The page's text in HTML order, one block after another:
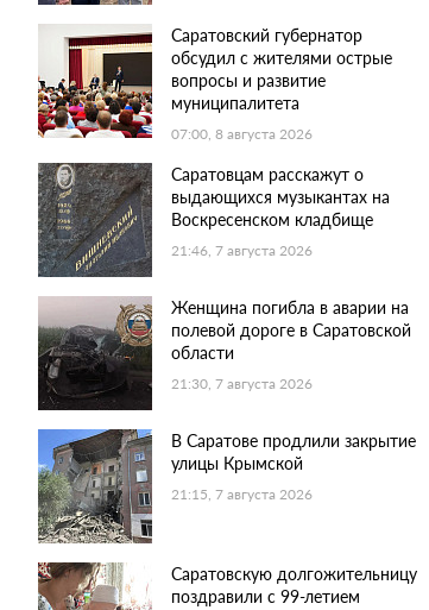
Саратовский губернатор
обсудил с жителями острые
вопросы и развитие
муниципалитета
07:00, 8 августа 2026
Саратовцам расскажут о
выдающихся музыкантах на
Воскресенском кладбище
21:46, 7 августа 2026
Женщина погибла в аварии на
полевой дороге в Саратовской
области
21:30, 7 августа 2026
В Саратове продлили закрытие
улицы Крымской
21:15, 7 августа 2026
Саратовскую долгожительницу
поздравили с 99-летием